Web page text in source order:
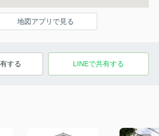
地図アプリで見る
する LINEで共有する